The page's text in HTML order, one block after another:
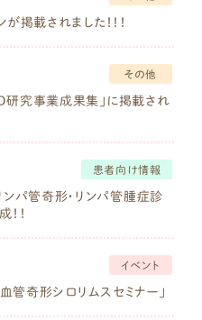
掲載されました！！！
その他
究事業成果集」に掲載され
患者向け情報
ンパ管奇形・リンパ管腫症診
！
イベント
管奇形シロリムスセミナー」